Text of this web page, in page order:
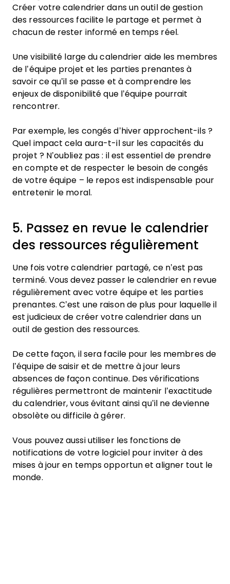
Créer votre calendrier dans un outil de gestion
des ressources facilite le partage et permet à
chacun de rester informé en temps réel.
Une visibilité large du calendrier aide les membres
de l’équipe projet et les parties prenantes à
savoir ce qu’il se passe et à comprendre les
enjeux de disponibilité que l’équipe pourrait
rencontrer.
Par exemple, les congés d’hiver approchent-ils ?
Quel impact cela aura-t-il sur les capacités du
projet ? N’oubliez pas : il est essentiel de prendre
en compte et de respecter le besoin de congés
de votre équipe – le repos est indispensable pour
entretenir le moral.
5. Passez en revue le calendrier
des ressources régulièrement
Une fois votre calendrier partagé, ce n’est pas
terminé. Vous devez passer le calendrier en revue
régulièrement avec votre équipe et les parties
prenantes. C’est une raison de plus pour laquelle il
est judicieux de créer votre calendrier dans un
outil de gestion des ressources.
De cette façon, il sera facile pour les membres de
l’équipe de saisir et de mettre à jour leurs
absences de façon continue. Des vérifications
régulières permettront de maintenir l’exactitude
du calendrier, vous évitant ainsi qu’il ne devienne
obsolète ou difficile à gérer.
Vous pouvez aussi utiliser les fonctions de
notifications de votre logiciel pour inviter à des
mises à jour en temps opportun et aligner tout le
monde.